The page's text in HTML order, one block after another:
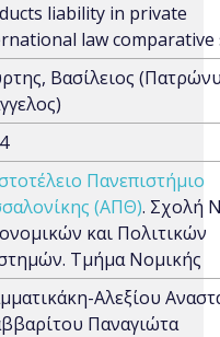
liability in private
law comparative
Βασίλειος
Πανεπιστήμιο
(ΑΠΘ). Σχολή
και Πολιτικών
Τμήμα Νομικής
Αλεξίου
Παναγιώτα